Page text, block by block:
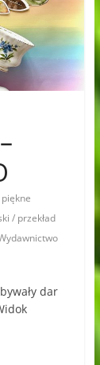
piękne
/ przekład
dar